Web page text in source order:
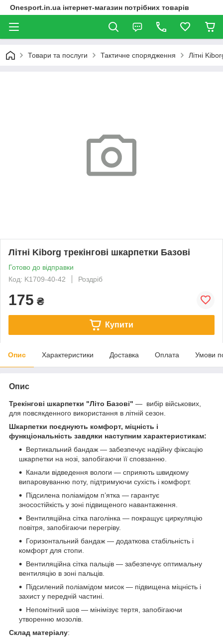
Onesport.in.ua інтернет-магазин потрібних товарів
Товари та послуги Тактичне спорядження Літні
Літні Kiborg трекінгові шкарпетки Базові
Готово до відправки
Код: K1709-40-42
Роздріб
175 ₴
Купити
Опис Характеристики Доставка Оплата Умови
Опис
Трекінгові шкарпетки "Літо Базові" — вибір військових,
для повсякденного використання в літній сезон.
Шкарпетки поєднують комфорт, міцність і
функціональність завдяки наступним характеристикам:
Вертикальний бандаж — забезпечує надійну фіксацію
шкарпетки на нозі, запобігаючи її сповзанню.
Канали відведення вологи — сприяють швидкому
випаровуванню поту, підтримуючи сухість і комфорт.
Підсилена поліамідом п’ятка — гарантує
зносостійкість у зоні підвищеного навантаження.
Вентиляційна сітка паголінка — покращує циркуляцію
повітря, запобігаючи перегріву.
Горизонтальний бандаж — додаткова стабільність і
комфорт для стопи.
Вентиляційна сітка пальців — забезпечує оптимальну
вентиляцію в зоні пальців.
Підсилений поліамідом мисок — підвищена міцність і
захист у передній частині.
Непомітний шов — мінімізує тертя, запобігаючи
утворенню мозолів.
Склад матеріалу: